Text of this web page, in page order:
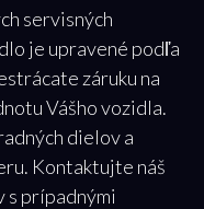
servisných
je upravené podľa
záruku na
Vášho vozidla.
dielov a
Kontaktujte náš
s prípadnými